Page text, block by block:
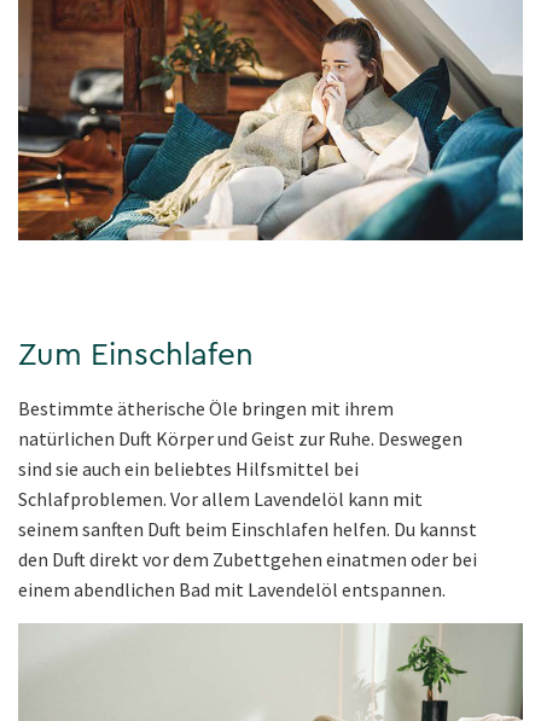
Zum Einschlafen
Bestimmte ätherische Öle bringen mit ihrem
natürlichen Duft Körper und Geist zur Ruhe. Deswegen
sind sie auch ein beliebtes Hilfsmittel bei
Schlafproblemen. Vor allem Lavendelöl kann mit
seinem sanften Duft beim Einschlafen helfen. Du kannst
den Duft direkt vor dem Zubettgehen einatmen oder bei
einem abendlichen Bad mit Lavendelöl entspannen.